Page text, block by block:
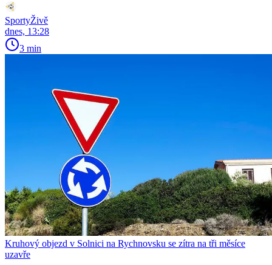
SportyŽivě
dnes, 13:28
3 min
Kruhový objezd v Solnici na Rychnovsku se zítra na tři měsíce
uzavře